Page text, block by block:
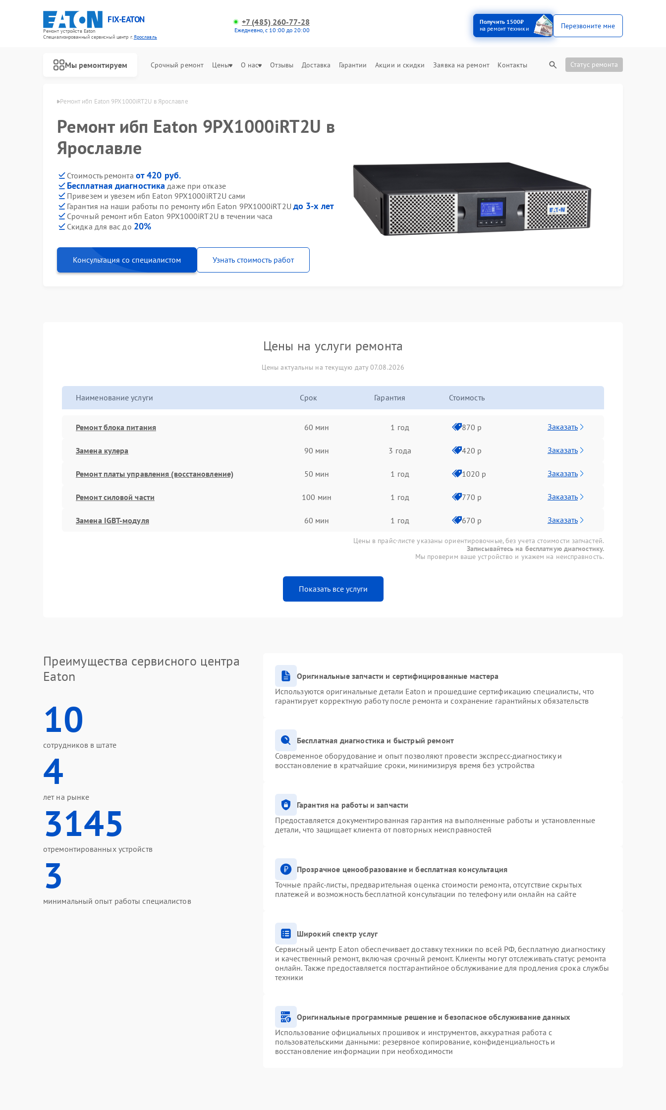
FIX-EATON
Ремонт устройств Eaton
Специализированный cервисный центр г.Ярославль
+7 (485) 260-77-28
Ежедневно, с 10:00 до 20:00
Получить 1500₽
на ремонт техники
Перезвоните мне
Мы ремонтируем Срочный ремонт Цены О нас Отзывы Доставка Гарантии Акции и скидки Заявка на ремонт Контакты Статус ремонта
Ремонт ибп Eaton 9PX1000iRT2U в Ярославле
Ремонт ибп Eaton 9PX1000iRT2U в
Ярославле
Стоимость ремонта от 420 руб.
Бесплатная диагностика даже при отказе
Привезем и увезем ибп Eaton 9PX1000iRT2U сами
Гарантия на наши работы по ремонту ибп Eaton 9PX1000iRT2U до 3-х лет
Срочный ремонт ибп Eaton 9PX1000iRT2U в течении часа
Скидка для вас до 20%
Консультация со специалистом Узнать стоимость работ
Цены на услуги ремонта
Цены актуальны на текущую дату 07.08.2026
Наименование услуги Срок Гарантия Стоимость
Ремонт блока питания 60 мин 1 год 870 р Заказать
Замена кулера 90 мин 3 года 420 р Заказать
Ремонт платы управления (восстановление) 50 мин 1 год 1020 р Заказать
Ремонт силовой части 100 мин 1 год 770 р Заказать
Замена IGBT-модуля 60 мин 1 год 670 р Заказать
Цены в прайс-листе указаны ориентировочные, без учета стоимости запчастей.
Записывайтесь на бесплатную диагностику.
Мы проверим ваше устройство и укажем на неисправность.
Показать все услуги
Преимущества сервисного центра
Eaton
10
сотрудников в штате
4
лет на рынке
3145
отремонтированных устройств
3
минимальный опыт работы специалистов
Оригинальные запчасти и сертифицированные мастера
Используются оригинальные детали Eaton и прошедшие сертификацию специалисты, что
гарантирует корректную работу после ремонта и сохранение гарантийных обязательств
Бесплатная диагностика и быстрый ремонт
Современное оборудование и опыт позволяют провести экспресс-диагностику и
восстановление в кратчайшие сроки, минимизируя время без устройства
Гарантия на работы и запчасти
Предоставляется документированная гарантия на выполненные работы и установленные
детали, что защищает клиента от повторных неисправностей
Прозрачное ценообразование и бесплатная консультация
Точные прайс-листы, предварительная оценка стоимости ремонта, отсутствие скрытых
платежей и возможность бесплатной консультации по телефону или онлайн на сайте
Широкий спектр услуг
Сервисный центр Eaton обеспечивает доставку техники по всей РФ, бесплатную диагностику
и качественный ремонт, включая срочный ремонт. Клиенты могут отслеживать статус ремонта
онлайн. Также предоставляется постгарантийное обслуживание для продления срока службы
техники
Оригинальные программные решение и безопасное обслуживание данных
Использование официальных прошивок и инструментов, аккуратная работа с
пользовательскими данными: резервное копирование, конфиденциальность и
восстановление информации при необходимости